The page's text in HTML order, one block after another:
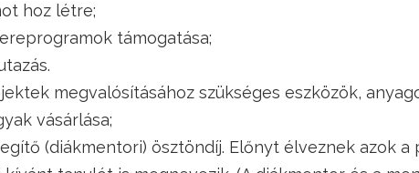
hoz létre;
támogatása;
megvalósításához szükséges eszközök,
vásárlása;
(diákmentori) ösztöndíj. Előnyt élveznek azok a